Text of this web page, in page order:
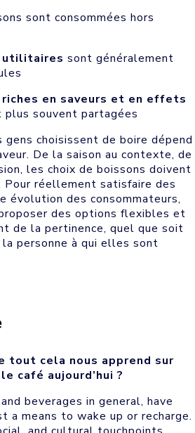
sont consommées hors
utilitaires sont généralement
en saveurs et en effets
plus souvent partagées
gens choisissent de boire dépend
De la saison au contexte, de
les choix de boissons doivent
Pour réellement satisfaire des
évolution des consommateurs,
des options flexibles et
de la pertinence, quel que soit
personne à qui elles sont
tout cela nous apprend sur
café aujourd’hui ?
beverages in general, have
a means to wake up or recharge.